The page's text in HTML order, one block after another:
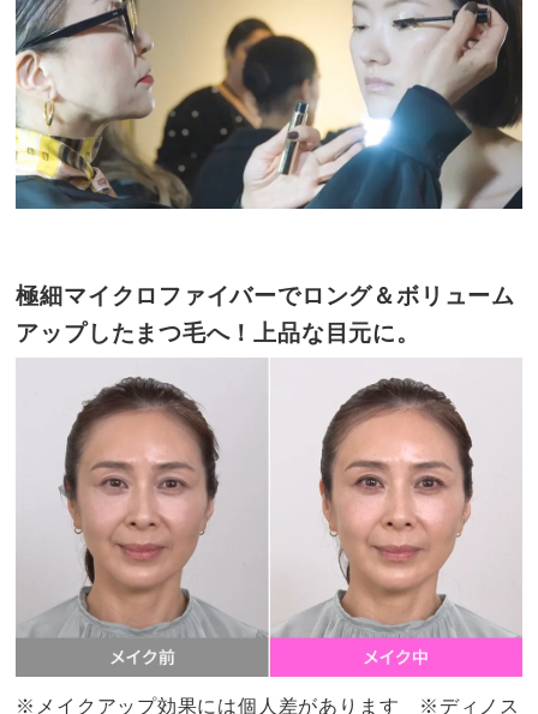
極細マイクロファイバーでロング＆ボリューム
アップしたまつ毛へ！上品な目元に。
※メイクアップ効果には個人差があります ※ディノス